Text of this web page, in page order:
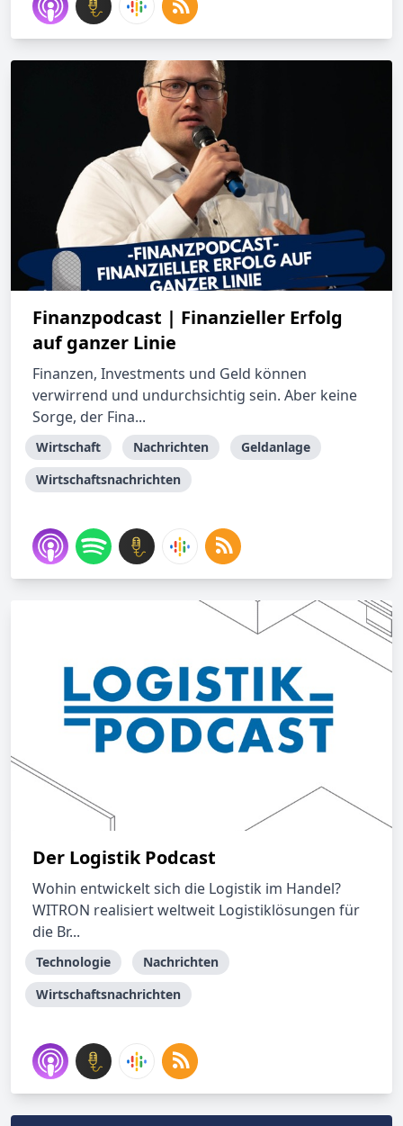
Finanzpodcast | Finanzieller Erfolg
auf ganzer Linie
Finanzen, Investments und Geld können
verwirrend und undurchsichtig sein. Aber keine
Sorge, der Fina...
Wirtschaft Nachrichten
Geldanlage
Wirtschaftsnachrichten
Der Logistik Podcast
Wohin entwickelt sich die Logistik im Handel?
WITRON realisiert weltweit Logistiklösungen für
die Br...
Technologie
Nachrichten
Wirtschaftsnachrichten